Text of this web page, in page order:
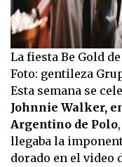
La fiesta Be Gold
Foto: gentileza
Esta semana se
Johnnie Walker,
Argentino de Polo
llegaba la
dorado en el video